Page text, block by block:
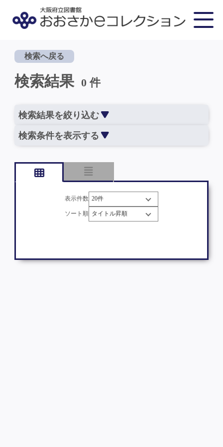
検索へ戻る
検索結果 0 件
検索結果を絞り込む
検索条件を表示する
表示件数
ソート順